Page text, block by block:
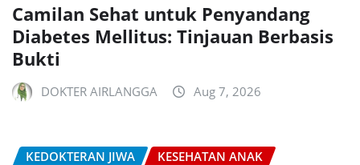
Camilan Sehat untuk Penyandang
Diabetes Mellitus: Tinjauan Berbasis
Bukti
DOKTER AIRLANGGA Aug 7, 2026
KEDOKTERAN JIWA
KESEHATAN ANAK